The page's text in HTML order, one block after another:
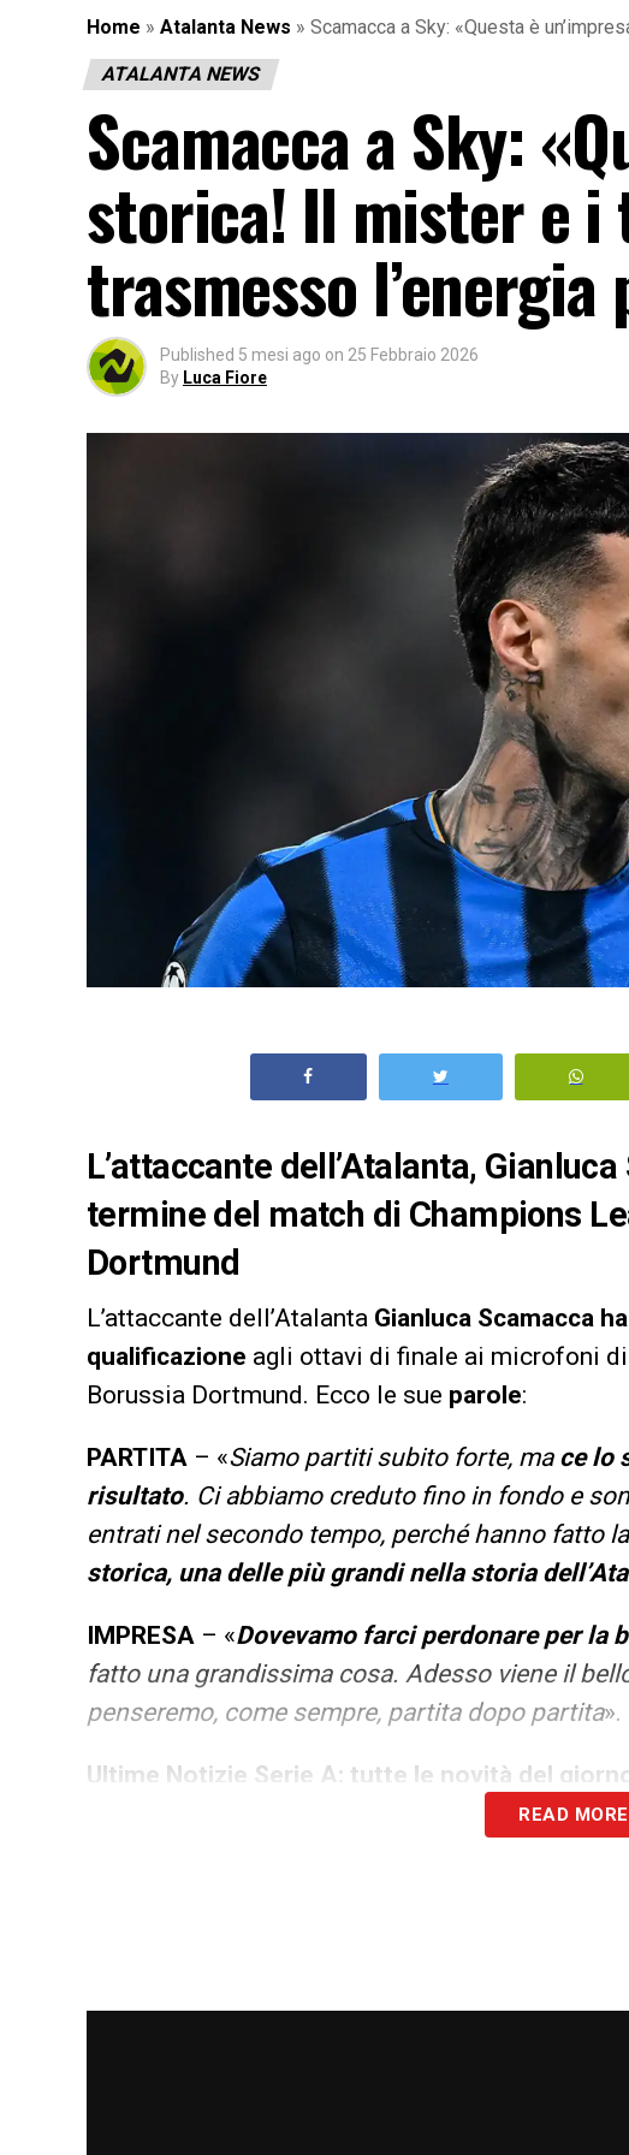
Home » Atalanta News » Scamacca a Sky: «Questa è
ATALANTA NEWS
Scamacca a Sky:
storica! Il mister e i
trasmesso
Published 5 mesi ago on 25 Febbraio 2026
By Luca Fiore
L’attaccante dell’Atalanta,
termine del match di Champions
Dortmund
L’attaccante dell’Atalanta Gianluca Scamacca
qualificazione agli ottavi di finale ai microfoni di
Borussia Dortmund. Ecco le sue parole:
PARTITA – «Siamo partiti subito forte, ma ce lo
risultato. Ci abbiamo creduto fino in fondo e
entrati nel secondo tempo, perché hanno fatto
storica, una delle più grandi nella storia
IMPRESA – «Dovevamo farci perdonare per la
fatto una grandissima cosa. Adesso viene il
penseremo, come sempre, partita dopo partita».
Ultime Notizie Serie A: tutte le novità del
Il mister ci ha dato tanto. Ci ha
sempre il dodicesimo uomo per noi, ci
basta abbonarsi
READ MORE